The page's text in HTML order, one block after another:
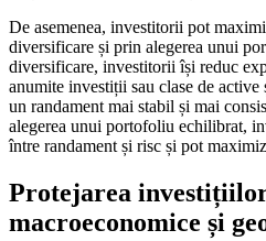
De asemenea, investitorii pot
diversificare și prin alegerea unui
diversificare, investitorii își reduc
anumite investiții sau clase de active
un randament mai stabil și mai
alegerea unui portofoliu echilibrat,
între randament și risc și pot
Protejarea
macroeconomice și